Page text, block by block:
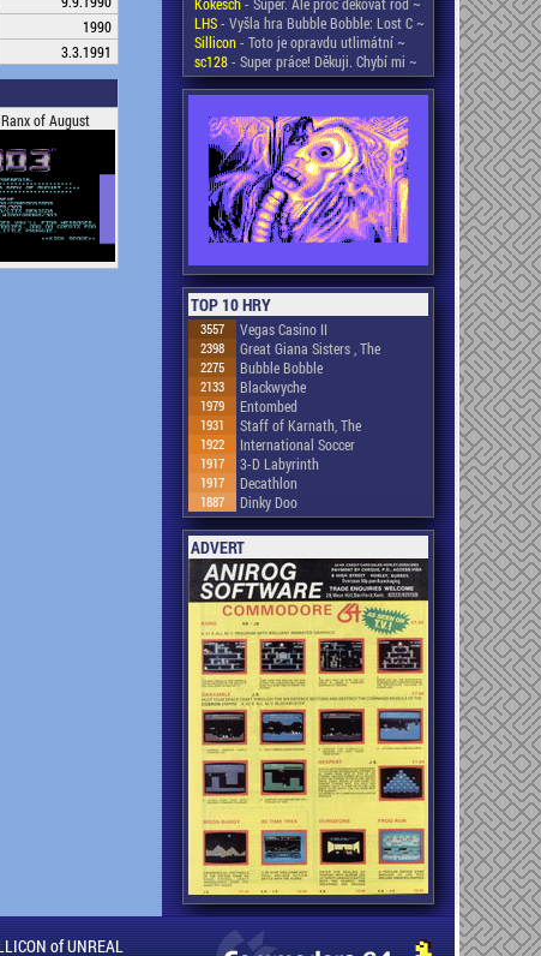
1990
3.3.1991
of August
LHS- Vyšla hra Bubble Bobble: Lost C ~
Sillicon- Toto je opravdu utlimátní ~
sc128- Super práce! Děkuji. Chybí mi ~
TOP 10 HRY
3557 Vegas Casino II
2398 Great Giana Sisters , The
2275 Bubble Bobble
2133 Blackwyche
1979 Entombed
1931 Staff of Karnath, The
1922 International Soccer
1917 3-D Labyrinth
1917 Decathlon
1887 Dinky Doo
ADVERT
of UNREAL